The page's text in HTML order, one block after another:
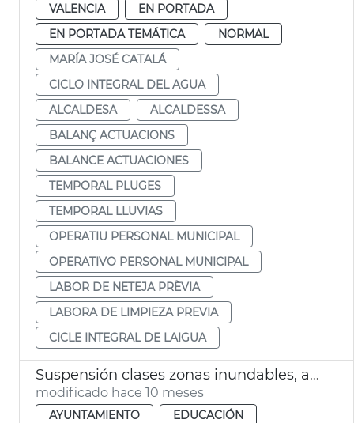
VALENCIA
EN PORTADA
EN PORTADA TEMÁTICA
NORMAL
MARÍA JOSÉ CATALÁ
CICLO INTEGRAL DEL AGUA
ALCALDESA
ALCALDESSA
BALANÇ ACTUACIONS
BALANCE ACTUACIONES
TEMPORAL PLUGES
TEMPORAL LLUVIAS
OPERATIU PERSONAL MUNICIPAL
OPERATIVO PERSONAL MUNICIPAL
LABOR DE NETEJA PRÈVIA
LABORA DE LIMPIEZA PREVIA
CICLE INTEGRAL DE LAIGUA
Suspensión clases zonas inundables, afectados dana y fachada marítima
modificado hace 10 meses
AYUNTAMIENTO
EDUCACIÓN